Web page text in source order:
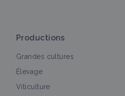
Productions
Grandes cultures
Élevage
Viticulture